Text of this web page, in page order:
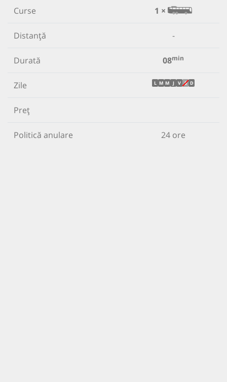
Curse 1 ×
Distanță -
Durată 08min
Zile L M M J V S D
Preț
Politică anulare 24 ore